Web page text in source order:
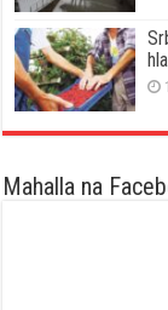
Mahalla na